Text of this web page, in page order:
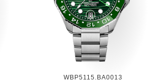
WBP5115.BA0013